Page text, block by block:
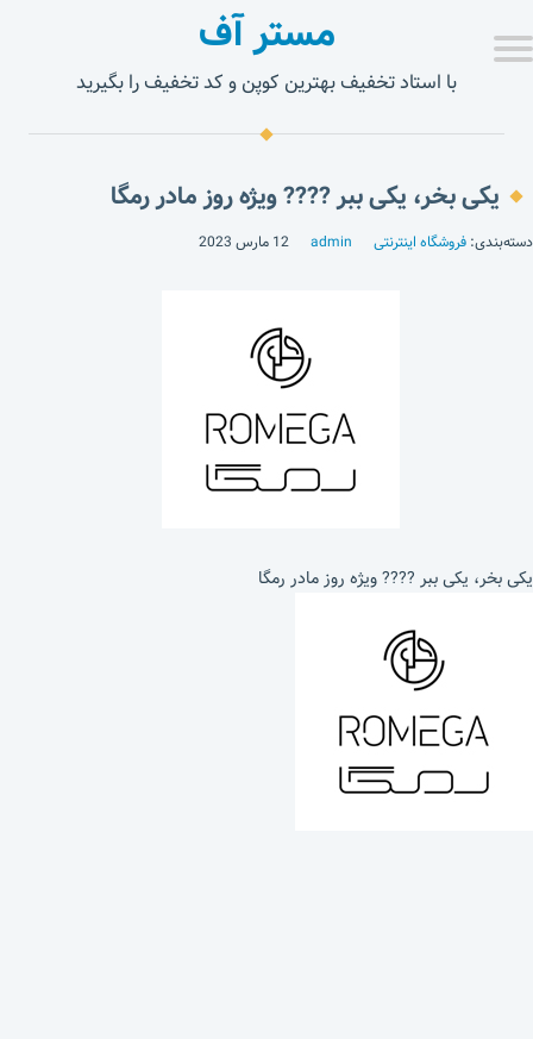
مستر آف
با استاد تخفیف بهترین کوپن و کد تخفیف را بگیرید
یکی بخر، یکی ببر ???? ویژه روز مادر رمگا
دسته‌بندی: فروشگاه اینترنتی admin 12 مارس 2023
یکی بخر، یکی ببر ???? ویژه روز مادر رمگا